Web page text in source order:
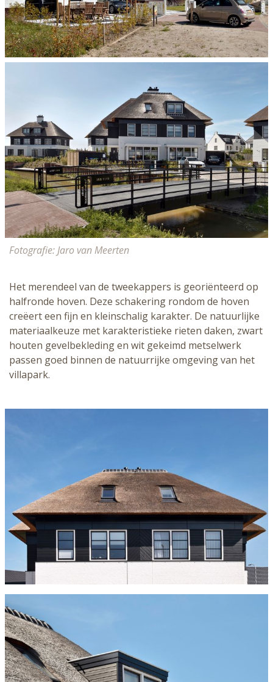
Fotografie: Jaro van Meerten
Het merendeel van de tweekappers is georiënteerd op
halfronde hoven. Deze schakering rondom de hoven
creëert een fijn en kleinschalig karakter. De natuurlijke
materiaalkeuze met karakteristieke rieten daken, zwart
houten gevelbekleding en wit gekeimd metselwerk
passen goed binnen de natuurrijke omgeving van het
villapark.